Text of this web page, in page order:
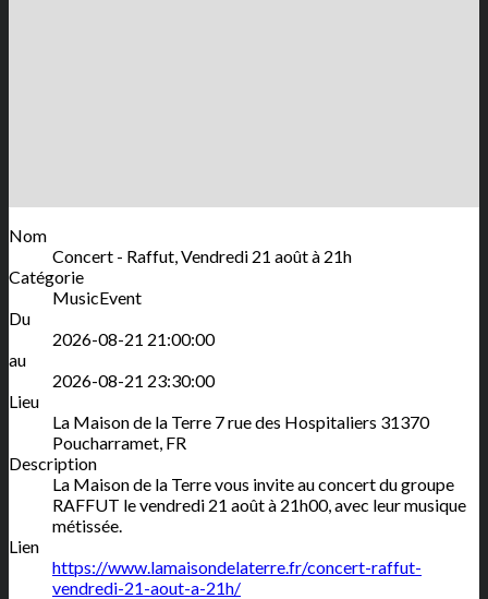
Nom
Concert - Raffut, Vendredi 21 août à 21h
Catégorie
MusicEvent
Du
2026-08-21 21:00:00
au
2026-08-21 23:30:00
Lieu
La Maison de la Terre 7 rue des Hospitaliers 31370
Poucharramet, FR
Description
La Maison de la Terre vous invite au concert du groupe
RAFFUT le vendredi 21 août à 21h00, avec leur musique
métissée.
Lien
https://www.lamaisondelaterre.fr/concert-raffut-
vendredi-21-aout-a-21h/